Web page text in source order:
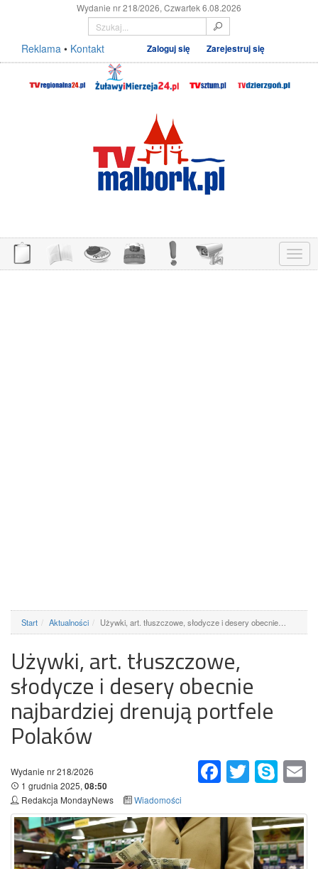
Wydanie nr 218/2026, Czwartek 6.08.2026
Reklama • Kontakt Zaloguj się Zarejestruj się
Menu
Start Aktualności Używki, art. tłuszczowe, słodycze i desery obecnie…
Używki, art. tłuszczowe,
słodycze i desery obecnie
najbardziej drenują portfele
Polaków
FacebookTwitter Skype
Wydanie nr 218/2026
1 grudnia 2025, 08:50
Redakcja MondayNews
Wiadomości